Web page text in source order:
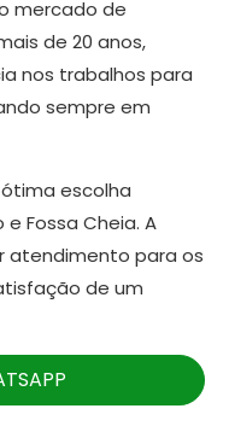
mercado de
de 20 anos,
nos trabalhos para
sempre em
escolha
Fossa Cheia. A
atendimento para os
de um